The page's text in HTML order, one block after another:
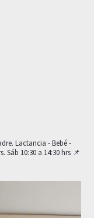
Lactancia - Bebé -
Sáb 10:30 a 14:30 hrs 📌